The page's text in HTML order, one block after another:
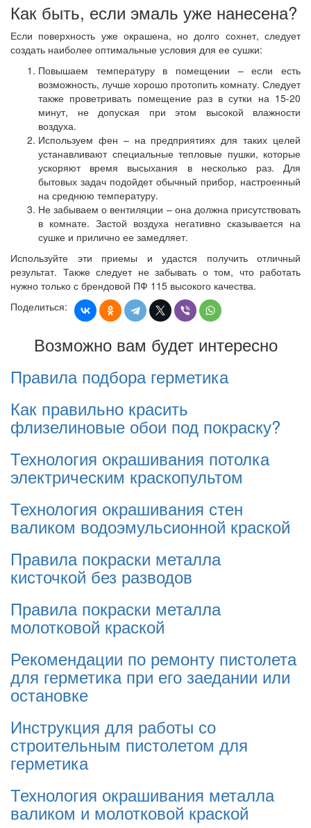
Как быть, если эмаль уже нанесена?
Если поверхность уже окрашена, но долго сохнет, следует
создать наиболее оптимальные условия для ее сушки:
Повышаем температуру в помещении – если есть
возможность, лучше хорошо протопить комнату. Следует
также проветривать помещение раз в сутки на 15-20
минут, не допуская при этом высокой влажности
воздуха.
Используем фен – на предприятиях для таких целей
устанавливают специальные тепловые пушки, которые
ускоряют время высыхания в несколько раз. Для
бытовых задач подойдет обычный прибор, настроенный
на среднюю температуру.
Не забываем о вентиляции – она должна присутствовать
в комнате. Застой воздуха негативно сказывается на
сушке и прилично ее замедляет.
Используйте эти приемы и удастся получить отличный
результат. Также следует не забывать о том, что работать
нужно только с брендовой ПФ 115 высокого качества.
Поделиться:
Возможно вам будет интересно
Правила подбора герметика
Как правильно красить
флизелиновые обои под покраску?
Технология окрашивания потолка
электрическим краскопультом
Технология окрашивания стен
валиком водоэмульсионной краской
Правила покраски металла
кисточкой без разводов
Правила покраски металла
молотковой краской
Рекомендации по ремонту пистолета
для герметика при его заедании или
остановке
Инструкция для работы со
строительным пистолетом для
герметика
Технология окрашивания металла
валиком и молотковой краской